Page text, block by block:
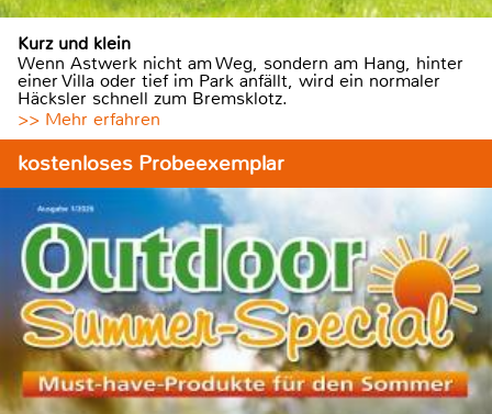
Kurz und klein
Wenn Astwerk nicht am Weg, sondern am Hang, hinter
einer Villa oder tief im Park anfällt, wird ein normaler
Häcksler schnell zum Bremsklotz.
>> Mehr erfahren
kostenloses Probeexemplar